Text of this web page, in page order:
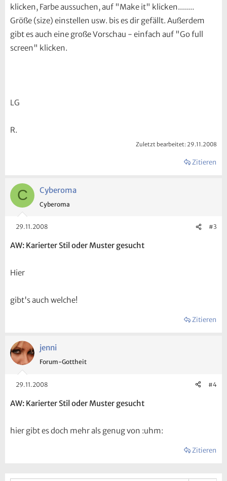
klicken, Farbe aussuchen, auf "Make it" klicken........
Größe (size) einstellen usw. bis es dir gefällt. Außerdem
gibt es auch eine große Vorschau - einfach auf "Go full
screen" klicken.
LG
R.
Zuletzt bearbeitet: 29.11.2008
Zitieren
C Cyberoma
Cyberoma
29.11.2008 #3
AW: Karierter Stil oder Muster gesucht
Hier
gibt's auch welche!
Zitieren
jenni
Forum-Gottheit
29.11.2008 #4
AW: Karierter Stil oder Muster gesucht
hier gibt es doch mehr als genug von :uhm:
Zitieren